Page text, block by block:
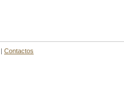
| Contactos